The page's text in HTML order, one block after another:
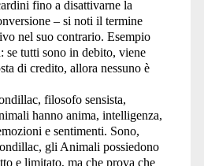
fino a disattivarne la
– si noti il termine
nel suo contrario. Esempio
se tutti sono in debito, viene
di credito, allora nessuno è
filosofo sensista,
hanno anima, intelligenza,
e sentimenti. Sono,
gli Animali possiedono
e limitato, ma che prova che